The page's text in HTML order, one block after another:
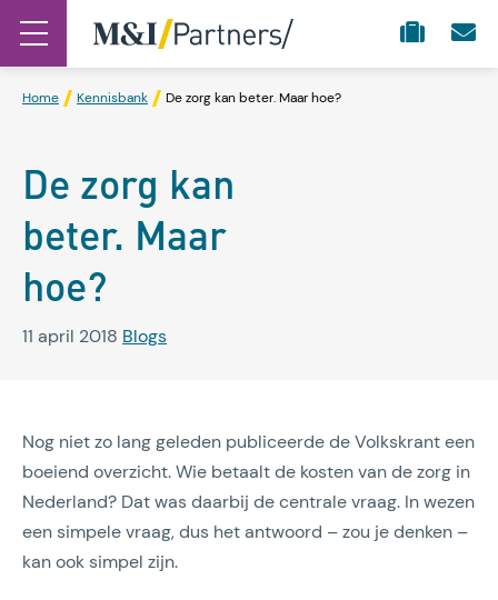
Home Kennisbank De zorg kan beter. Maar hoe?
De zorg kan
beter. Maar
hoe?
11 april 2018 Blogs
Nog niet zo lang geleden publiceerde de Volkskrant een
boeiend overzicht. Wie betaalt de kosten van de zorg in
Nederland? Dat was daarbij de centrale vraag. In wezen
een simpele vraag, dus het antwoord – zou je denken –
kan ook simpel zijn.